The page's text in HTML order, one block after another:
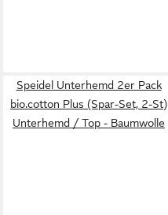
Speidel Unterhemd 2er Pack
bio.cotton Plus (Spar-Set, 2-St)
Unterhemd / Top - Baumwolle